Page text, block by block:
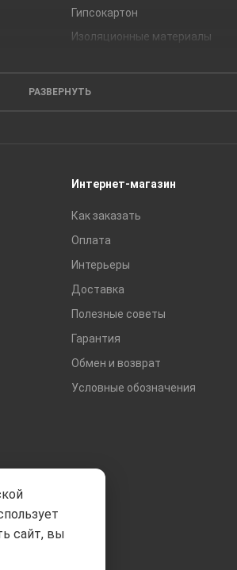
Гипсокартон
Изоляционные материалы
Сухие смеси
РАЗВЕРНУТЬ
Интернет-магазин
Как заказать
Оплата
Интерьеры
Доставка
Полезные советы
Гарантия
Обмен и возврат
Условные обозначения
сайт, вы